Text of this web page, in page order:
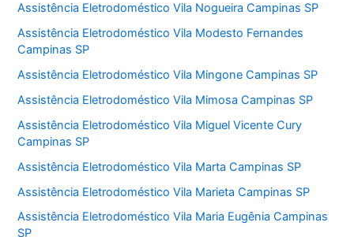
Assistência Eletrodoméstico Vila Nogueira Campinas SP
Assistência Eletrodoméstico Vila Modesto Fernandes
Campinas SP
Assistência Eletrodoméstico Vila Mingone Campinas SP
Assistência Eletrodoméstico Vila Mimosa Campinas SP
Assistência Eletrodoméstico Vila Miguel Vicente Cury
Campinas SP
Assistência Eletrodoméstico Vila Marta Campinas SP
Assistência Eletrodoméstico Vila Marieta Campinas SP
Assistência Eletrodoméstico Vila Maria Eugênia Campinas
SP